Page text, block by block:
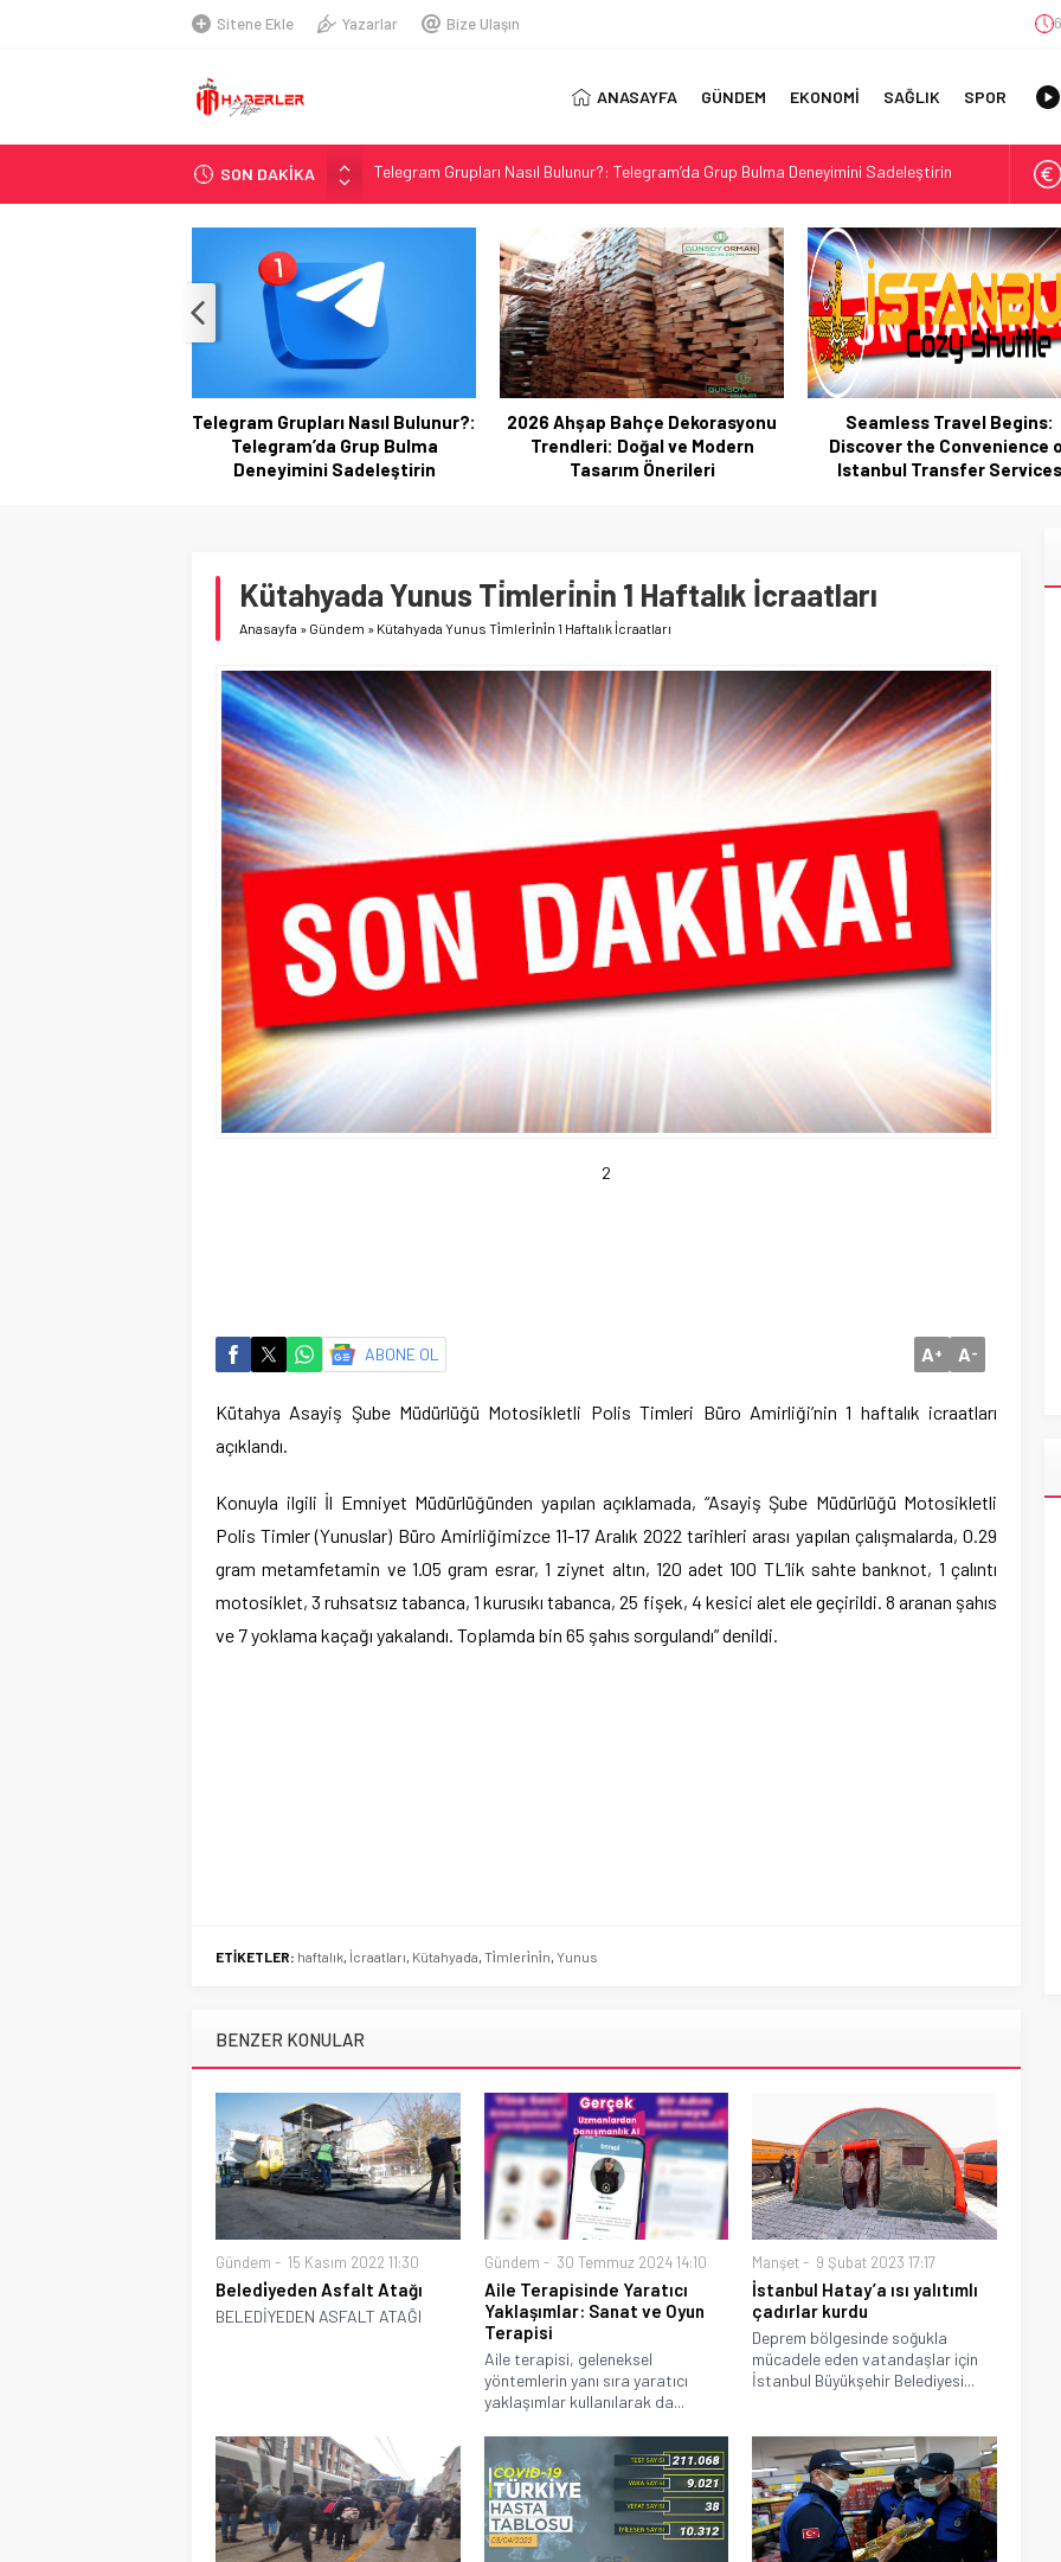
Sitene Ekle Yazarlar Bize Ulaşın
ANASAYFA GÜNDEM EKONOMİ SAĞLIK SPOR
SON DAKİKA
2026 Ahşap Bahçe Dekorasyonu Trendleri: Doğal ve Modern Tasarım Önerileri
Organik Büyüme Stratejisi: Uzun Vadede Sosyal Medya Başarısı Nasıl Sağlanır?
Seamless Travel Begins: Discover the Convenience of Istanbul Transfer Services
İstanbul’da Güvenli ve Konforlu Kız Öğrenci Yurtları
Hazır Sistem Fiyatları: Uygun Maliyetlerle Verimlilik Sağlayın
A Comprehensive Overview: Your Canada Immigration Guide Awaits
Telsiz Ortodonti: Modern Diş Tedavisinin Yeni Yüzü
Kick.com Rraenee: Dijital Dünyada Öne Çıkan Bir İsim
Exploring the Best Soft Play Manufacturers for Your Business
Telegram Grupları Nasıl Bulunur?:
Telegram’da Grup Bulma
Deneyimini Sadeleştirin
2026 Ahşap Bahçe Dekorasyonu
Trendleri: Doğal ve Modern
Tasarım Önerileri
Seamless Travel Begins:
Discover the Convenience
Istanbul Transfer Services
Kütahyada Yunus Ti̇mleri̇ni̇n 1 Haftalık İcraatları
Anasayfa » Gündem » Kütahyada Yunus Ti̇mleri̇ni̇n 1 Haftalık İcraatları
2
ABONE OL A+ A-
Kütahya Asayiş Şube Müdürlüğü Motosikletli Polis Timleri Büro Amirliği’nin 1 haftalık icraatları
açıklandı.
Konuyla ilgili İl Emniyet Müdürlüğünden yapılan açıklamada, “Asayiş Şube Müdürlüğü Motosikletli
Polis Timler (Yunuslar) Büro Amirliğimizce 11-17 Aralık 2022 tarihleri arası yapılan çalışmalarda, 0.29
gram metamfetamin ve 1.05 gram esrar, 1 ziynet altın, 120 adet 100 TL’lik sahte banknot, 1 çalıntı
motosiklet, 3 ruhsatsız tabanca, 1 kurusıkı tabanca, 25 fişek, 4 kesici alet ele geçirildi. 8 aranan şahıs
ve 7 yoklama kaçağı yakalandı. Toplamda bin 65 şahıs sorgulandı” denildi.
ETİKETLER: haftalık, İcraatları, Kütahyada, Ti̇mleri̇ni̇n, Yunus
BENZER KONULAR
Gündem 15 Kasım 2022 11:30
Beledi̇yeden Asfalt Atağı
BELEDİYEDEN ASFALT ATAĞI
Gündem 30 Temmuz 2024 14:10
Aile Terapisinde Yaratıcı
Yaklaşımlar: Sanat ve Oyun
Terapisi
Aile terapisi, geleneksel
yöntemlerin yanı sıra yaratıcı
yaklaşımlar kullanılarak da...
Manşet 9 Şubat 2023 17:17
İstanbul Hatay’a ısı yalıtımlı
çadırlar kurdu
Deprem bölgesinde soğukla
mücadele eden vatandaşlar için
İstanbul Büyükşehir Belediyesi...